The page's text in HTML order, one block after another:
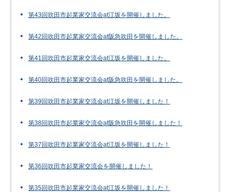
第43回吹田市起業家交流会at江坂を開催しました。
第42回吹田市起業家交流会at阪急吹田を開催しました。
第41回吹田市起業家交流会at江坂を開催しました。
第40回吹田市起業家交流会at阪急吹田を開催しました。
第39回吹田市起業家交流会at江坂を開催しました！
第38回吹田市起業家交流会at阪急吹田を開催しました！
第37回吹田市起業家交流会at江坂を開催しました！
第36回吹田市起業家交流会を開催しました！
第35回吹田市起業家交流会at江坂を開催しました！